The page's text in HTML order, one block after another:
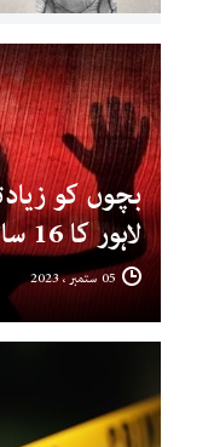
بچوں کو
لاہور کا 16 سالہ ’سیریل کلر‘